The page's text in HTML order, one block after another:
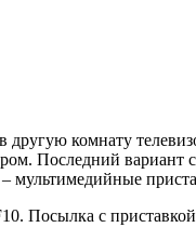
другую комнату
Последний вариант
Посылка с